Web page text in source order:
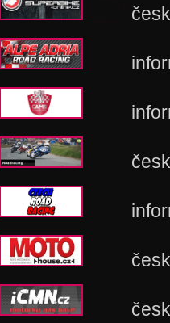
český
český
český
český